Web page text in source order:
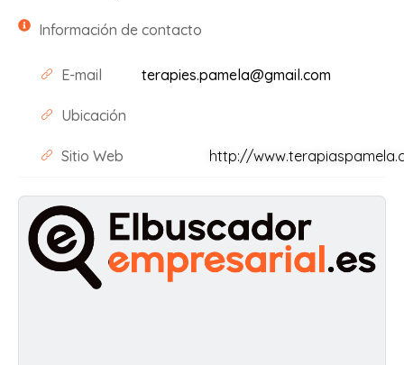
Información de contacto
E-mail terapies.pamela@gmail.com
Ubicación
Sitio Web http://